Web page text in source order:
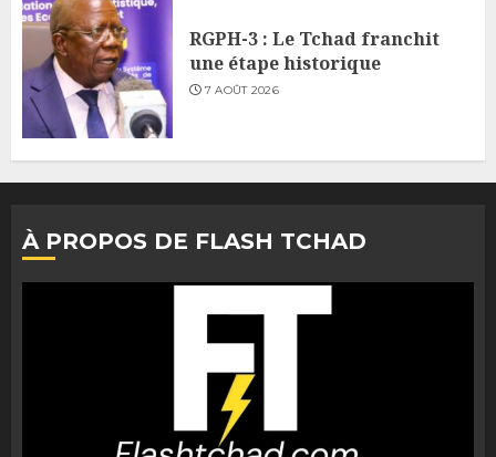
RGPH-3 : Le Tchad franchit
une étape historique
7 AOÛT 2026
À PROPOS DE FLASH TCHAD